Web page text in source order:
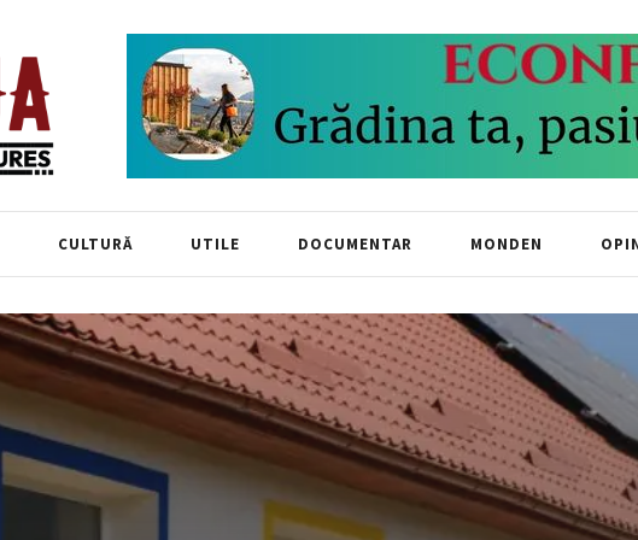
CULTURĂ UTILE DOCUMENTAR MONDEN